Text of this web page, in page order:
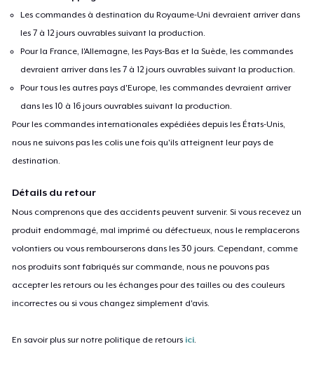
Les commandes à destination du Royaume-Uni devraient arriver dans
les 7 à 12 jours ouvrables suivant la production.
Pour la France, l'Allemagne, les Pays-Bas et la Suède, les commandes
devraient arriver dans les 7 à 12 jours ouvrables suivant la production.
Pour tous les autres pays d'Europe, les commandes devraient arriver
dans les 10 à 16 jours ouvrables suivant la production.
Pour les commandes internationales expédiées depuis les États-Unis,
nous ne suivons pas les colis une fois qu'ils atteignent leur pays de
destination.
Détails du retour
Nous comprenons que des accidents peuvent survenir. Si vous recevez un
produit endommagé, mal imprimé ou défectueux, nous le remplacerons
volontiers ou vous rembourserons dans les 30 jours. Cependant, comme
nos produits sont fabriqués sur commande, nous ne pouvons pas
accepter les retours ou les échanges pour des tailles ou des couleurs
incorrectes ou si vous changez simplement d'avis.
En savoir plus sur notre politique de retours ici.